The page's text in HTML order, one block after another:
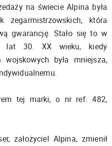
na świecie Alpina była
która
gwarancję. Stało się to w
lat 30. XX wieku, kiedy
była mniejsza,
tej marki, o nr ref. 482,
założyciel Alpina, zmienił